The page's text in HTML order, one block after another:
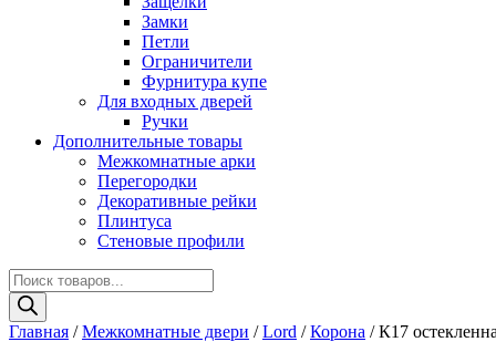
Замки
Петли
Ограничители
Фурнитура купе
Для входных дверей
Ручки
Дополнительные товары
Межкомнатные арки
Перегородки
Декоративные рейки
Плинтуса
Стеновые профили
Поиск
товаров
Главная /Межкомнатные двери /Lord /Корона / К17